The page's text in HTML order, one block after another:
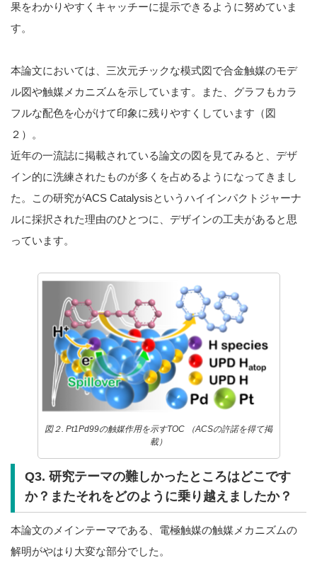
果をわかりやすくキャッチーに提示できるように努めていま
す。
本論文においては、三次元チックな模式図で合金触媒のモデ
ル図や触媒メカニズムを示しています。また、グラフもカラ
フルな配色を心がけて印象に残りやすくしています（図
２）。
近年の一流誌に掲載されている論文の図を見てみると、デザ
イン的に洗練されたものが多くを占めるようになってきまし
た。この研究がACS Catalysisというハイインパクトジャーナ
ルに採択された理由のひとつに、デザインの工夫があると思
っています。
図２. Pt1Pd99の触媒作用を示すTOC （ACSの許諾を得て掲
載）
Q3. 研究テーマの難しかったところはどこです
か？またそれをどのように乗り越えましたか？
本論文のメインテーマである、電極触媒の触媒メカニズムの
解明がやはり大変な部分でした。